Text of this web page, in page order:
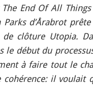
The End Of All
Parks d’Årabrot
de clôture Utopia.
le début du
à faire tout le
cohérence: il voulait